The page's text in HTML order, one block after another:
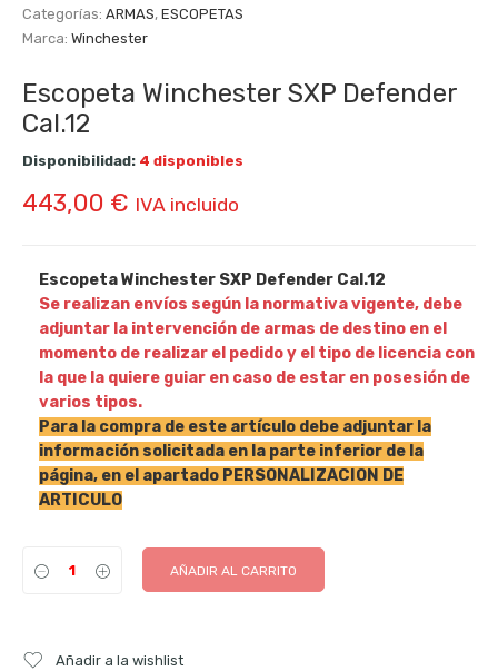
Categorías: ARMAS, ESCOPETAS
Marca: Winchester
Escopeta Winchester SXP Defender
Cal.12
Disponibilidad: 4 disponibles
443,00 € IVA incluido
Escopeta Winchester SXP Defender Cal.12
Se realizan envíos según la normativa vigente, debe
adjuntar la intervención de armas de destino en el
momento de realizar el pedido y el tipo de licencia con
la que la quiere guiar en caso de estar en posesión de
varios tipos.
Para la compra de este artículo debe adjuntar la
información solicitada en la parte inferior de la
página, en el apartado PERSONALIZACION DE
ARTICULO
AÑADIR AL CARRITO
Añadir a la wishlist